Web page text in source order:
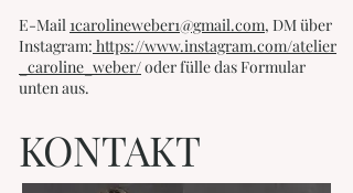
E-Mail1carolineweber1@gmail.com, DM über
Instagram: https://www.instagram.com/atelier
_caroline_weber/oder fülle das Formular
unten aus.
KONTAKT